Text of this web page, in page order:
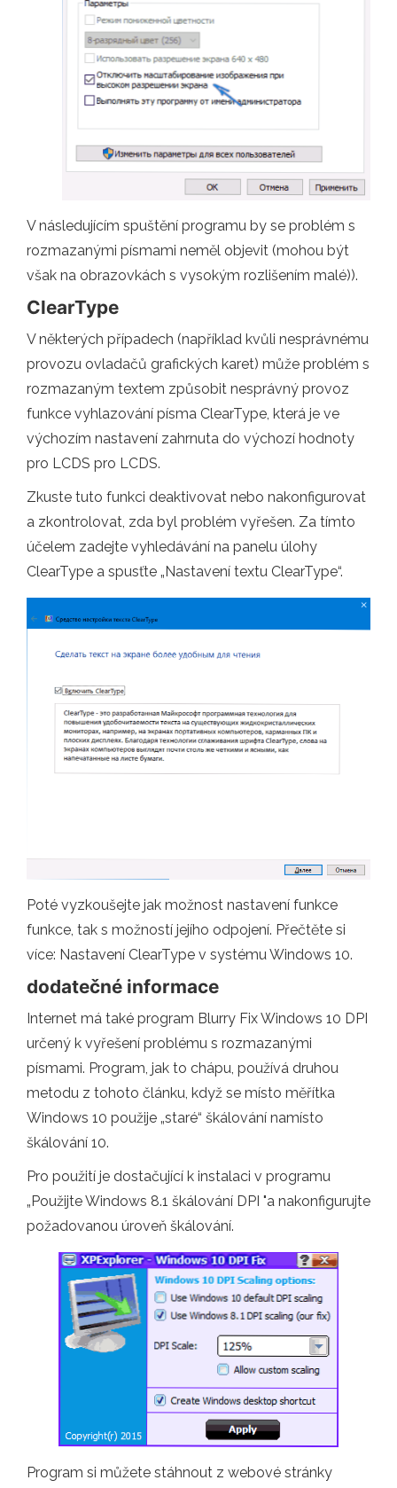
V následujícím spuštění programu by se problém s
rozmazanými písmami neměl objevit (mohou být
však na obrazovkách s vysokým rozlišením malé)).
ClearType
V některých případech (například kvůli nesprávnému
provozu ovladačů grafických karet) může problém s
rozmazaným textem způsobit nesprávný provoz
funkce vyhlazování písma ClearType, která je ve
výchozím nastavení zahrnuta do výchozí hodnoty
pro LCDS pro LCDS.
Zkuste tuto funkci deaktivovat nebo nakonfigurovat
a zkontrolovat, zda byl problém vyřešen. Za tímto
účelem zadejte vyhledávání na panelu úlohy
ClearType a spusťte „Nastavení textu ClearType“.
Poté vyzkoušejte jak možnost nastavení funkce
funkce, tak s možností jejího odpojení. Přečtěte si
více: Nastavení ClearType v systému Windows 10.
dodatečné informace
Internet má také program Blurry Fix Windows 10 DPI
určený k vyřešení problému s rozmazanými
písmami. Program, jak to chápu, používá druhou
metodu z tohoto článku, když se místo měřítka
Windows 10 použije „staré“ škálování namísto
škálování 10.
Pro použití je dostačující k instalaci v programu
„Použijte Windows 8.1 škálování DPI "a nakonfigurujte
požadovanou úroveň škálování.
Program si můžete stáhnout z webové stránky